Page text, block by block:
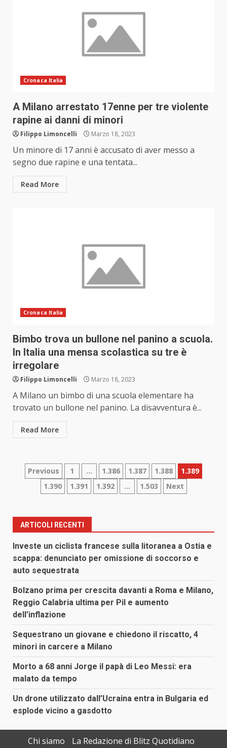
Cronaca Italia
A Milano arrestato 17enne per tre violente
rapine ai danni di minori
Filippo Limoncelli Marzo 18, 2023
Un minore di 17 anni è accusato di aver messo a
segno due rapine e una tentata...
Read More
Cronaca Italia
Bimbo trova un bullone nel panino a scuola.
In Italia una mensa scolastica su tre è
irregolare
Filippo Limoncelli Marzo 18, 2023
A Milano un bimbo di una scuola elementare ha
trovato un bullone nel panino. La disavventura è...
Read More
Paginazione
degli
articoli
Previous 1 … 1.386 1.387 1.388
1.389
1.390
1.391 1.392 … 1.503 Next
ARTICOLI RECENTI
Investe un ciclista francese sulla litoranea a Ostia e
scappa: denunciato per omissione di soccorso e
auto sequestrata
Bolzano prima per crescita davanti a Roma e Milano,
Reggio Calabria ultima per Pil e aumento
dell’inflazione
Sequestrano un giovane e chiedono il riscatto, 4
minori in carcere a Milano
Morto a 68 anni Jorge il papà di Leo Messi: era
malato da tempo
Un drone utilizzato dall’Ucraina entra in Bulgaria ed
esplode vicino a gasdotto
Chi siamo
La Redazione di Blitz Quotidiano